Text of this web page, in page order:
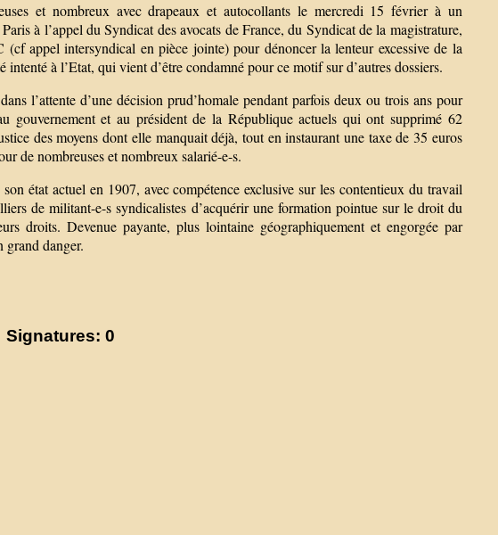
et nombreux avec drapeaux et autocollants le mercredi 15 février à un
à l’appel du Syndicat des avocats de France, du Syndicat de la magistrature,
appel intersyndical en pièce jointe) pour dénoncer la lenteur excessive de la
à l’Etat, qui vient d’être condamné pour ce motif sur d’autres dossiers.
l’attente d’une décision prud’homale pendant parfois deux ou trois ans pour
gouvernement et au président de la République actuels qui ont supprimé 62
des moyens dont elle manquait déjà, tout en instaurant une taxe de 35 euros
de nombreuses et nombreux salarié-e-s.
état actuel en 1907, avec compétence exclusive sur les contentieux du travail
de militant-e-s syndicalistes d’acquérir une formation pointue sur le droit du
droits. Devenue payante, plus lointaine géographiquement et engorgée par
grand danger.
Signatures: 0